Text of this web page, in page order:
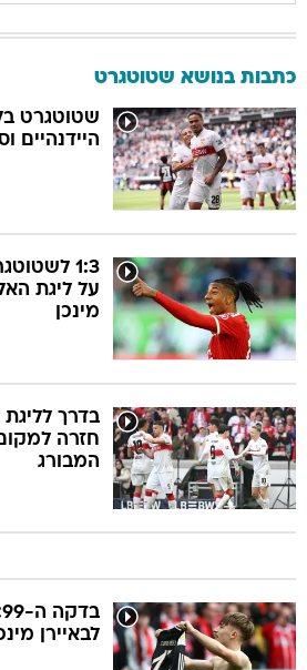
כתבות בנושא שטוטגרט
שטוטגרט
היידנהיים
1:3
מינכן
בדרך
המבורג
לבאיירן